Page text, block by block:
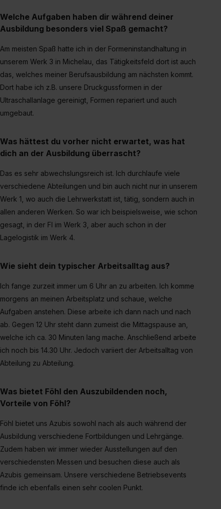
Welche Aufgaben haben dir während deiner
Ausbildung besonders viel Spaß gemacht?
Am meisten Spaß hatte ich in der Formeninstandhaltung in
unserem Werk 3 in Michelau, das Tätigkeitsfeld dort ist auch
das, welches meiner Berufsausbildung am nächsten kommt.
Dort habe ich z.B. unsere Druckgussformen in der
Ultraschallanlage gereinigt, Formen repariert und auch
umgebaut.
Was hättest du vorher nicht erwartet, was hat
dich an der Ausbildung überrascht?
Das es sehr abwechslungsreich ist. Ich durchlaufe viele
verschiedene Abteilungen und bin auch nicht nur in unserem
Werk 1, wo auch die Lehrwerkstatt ist, tätig, sondern auch in
allen anderen Werken. So war ich beispielsweise, wie schon
gesagt, in der FI im Werk 3, aber auch schon in der
Lagelogistik im Werk 4.
Wie sieht dein typischer Arbeitsalltag aus?
Ich fange zurzeit immer um 6 Uhr an zu arbeiten. Ich komme
morgens an meinen Arbeitsplatz und schaue, welche
Aufgaben anstehen. Diese arbeite ich dann nach und nach
ab. Gegen 12 Uhr steht dann zumeist die Mittagspause an,
welche ich ca. 30 Minuten lang mache. Anschließend arbeite
ich noch bis 14.30 Uhr. Jedoch variiert der Arbeitsalltag von
Abteilung zu Abteilung.
Was bietet Föhl den Auszubildenden noch,
Vorteile von Föhl?
Föhl bietet uns Azubis sowohl nach als auch während der
Ausbildung verschiedene Fortbildungen und Lehrgänge.
Zudem haben wir immer wieder Ausstellungen auf den
verschiedensten Messen und besuchen diese auch als
Azubis gemeinsam. Unsere verschiedene Betriebsevents
finde ich ebenfalls einen sehr coolen Punkt.